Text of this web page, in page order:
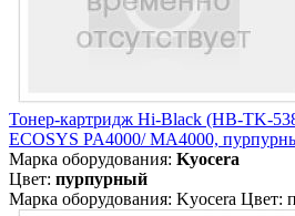
Тонер-картридж Hi-Black (HB-TK-
ECOSYS PA4000/ MA4000,
Марка оборудования: Kyocera
Цвет: пурпурный
Марка оборудования: Kyocera Цвет: